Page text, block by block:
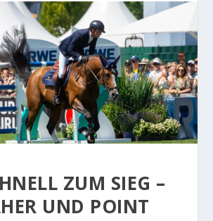
ZUM SIEG –
UND POINT